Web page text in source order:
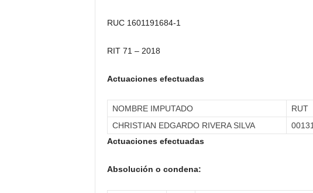
RUC 1601191684-1
RIT 71 – 2018
Actuaciones efectuadas
NOMBRE IMPUTADO RUT
CHRISTIAN EDGARDO RIVERA SILVA
Actuaciones efectuadas
Absolución o condena: